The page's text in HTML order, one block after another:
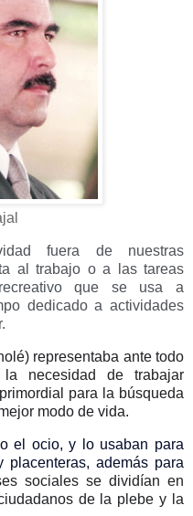
fuera de nuestras
al trabajo o a las tareas
que se usa a
dedicado a actividades
) representaba ante todo
necesidad de trabajar
para la búsqueda
modo de vida.
el ocio, y lo usaban para
placenteras, además para
sociales se dividían en
de la plebe y la